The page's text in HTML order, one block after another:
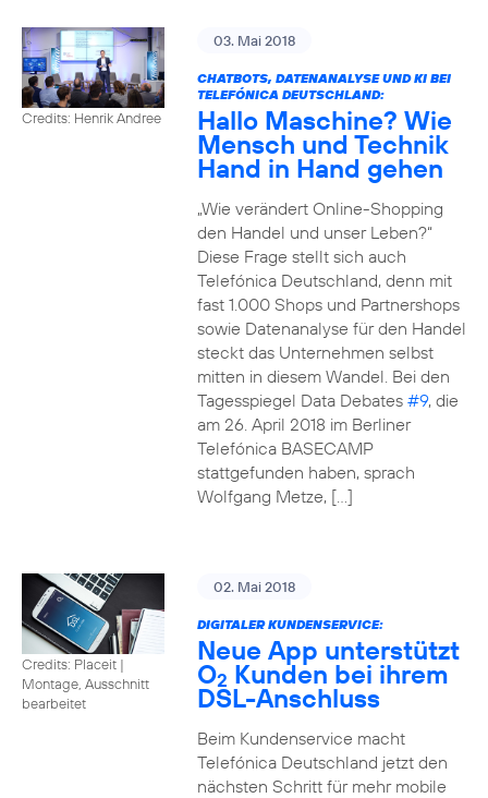
Credits: Henrik Andree
03. Mai 2018
CHATBOTS, DATENANALYSE UND KI BEI
TELEFÓNICA DEUTSCHLAND:
Hallo Maschine? Wie
Mensch und Technik
Hand in Hand gehen
„Wie verändert Online-Shopping
den Handel und unser Leben?“
Diese Frage stellt sich auch
Telefónica Deutschland, denn mit
fast 1.000 Shops und Partnershops
sowie Datenanalyse für den Handel
steckt das Unternehmen selbst
mitten in diesem Wandel. Bei den
Tagesspiegel Data Debates #9, die
am 26. April 2018 im Berliner
Telefónica BASECAMP
stattgefunden haben, sprach
Wolfgang Metze, […]
Credits: Placeit |
Montage, Ausschnitt
bearbeitet
02. Mai 2018
DIGITALER KUNDENSERVICE:
Neue App unterstützt
O2 Kunden bei ihrem
DSL-Anschluss
Beim Kundenservice macht
Telefónica Deutschland jetzt den
nächsten Schritt für mehr mobile